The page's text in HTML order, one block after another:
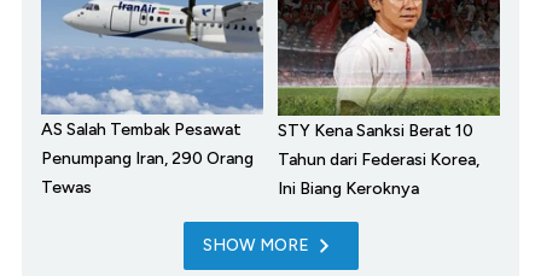
AS Salah Tembak Pesawat
Penumpang Iran, 290 Orang
Tewas
STY Kena Sanksi Berat 10
Tahun dari Federasi Korea,
Ini Biang Keroknya
SHOW MORE